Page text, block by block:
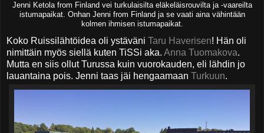
Jenni Ketola from Finland vei turkulaisilta eläkeläisrouvilta ja -vaareilta
istumapaikat. Onhan Jenni from Finland ja se vaati aina vähintään
kolmen ihmisen istumapaikat.
Koko Ruissilähtöidea oli ystäväni Taru Haverisen! Hän oli
nimittäin myös siellä kuten TiSSi aka. Anna Tuomakova.
Mutta en siis ollut Turussa kuin vuorokauden, eli lähdin jo
lauantaina pois. Jenni taas jäi hengaamaan Turkuun.